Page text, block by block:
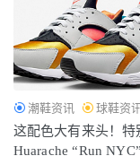
潮鞋资讯 球鞋资讯
这配色大有来头！
Huarache “Run
Needles x
灰色西装裤搭配
人气鞋型 New
2021-03-09